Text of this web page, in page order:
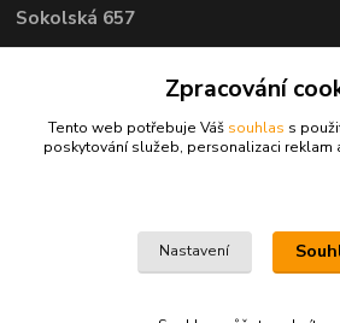
Sokolská 657
Telefon: 722 585 400
Zpracování
Tento web potřebuje Váš souhlas s
poskytování služeb, personalizaci reklam
Nastavení